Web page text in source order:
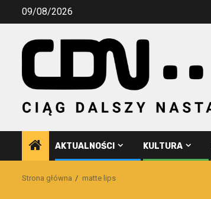
Przejdź09/08/2026
AKTUALNOŚCI KULTURA
Strona główna matte lips